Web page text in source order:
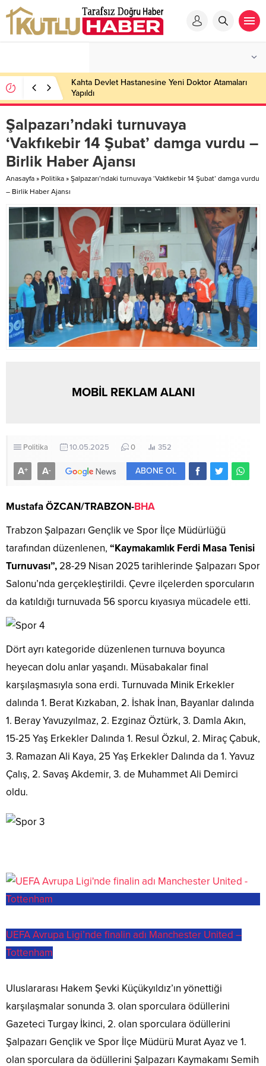
Kahta Devlet Hastanesine Yeni Doktor Atamaları
Yapıldı
Şalpazarı’ndaki turnuvaya
‘Vakfıkebir 14 Şubat’ damga vurdu –
Birlik Haber Ajansı
Anasayfa » Politika » Şalpazarı’ndaki turnuvaya ‘Vakfıkebir 14 Şubat’ damga vurdu
– Birlik Haber Ajansı
MOBİL REKLAM ALANI
Politika 10.05.2025 0 352
A+ A- ABONE OL
Mustafa ÖZCAN/TRABZON-BHA
Trabzon Şalpazarı Gençlik ve Spor İlçe Müdürlüğü
tarafından düzenlenen, “Kaymakamlık Ferdi Masa Tenisi
Turnuvası”, 28-29 Nisan 2025 tarihlerinde Şalpazarı Spor
Salonu’nda gerçekleştirildi. Çevre ilçelerden sporcuların
da katıldığı turnuvada 56 sporcu kıyasıya mücadele etti.
Dört ayrı kategoride düzenlenen turnuva boyunca
heyecan dolu anlar yaşandı. Müsabakalar final
karşılaşmasıyla sona erdi. Turnuvada Minik Erkekler
dalında 1. Berat Kızkaban, 2. İshak İnan, Bayanlar dalında
1. Beray Yavuzyılmaz, 2. Ezginaz Öztürk, 3. Damla Akın,
15-25 Yaş Erkekler Dalında 1. Resul Özkul, 2. Miraç Çabuk,
3. Ramazan Ali Kaya, 25 Yaş Erkekler Dalında da 1. Yavuz
Çalış, 2. Savaş Akdemir, 3. de Muhammet Ali Demirci
oldu.
UEFA Avrupa Ligi’nde finalin adı Manchester United –
Tottenham
Uluslararası Hakem Şevki Küçükyıldız’ın yönettiği
karşılaşmalar sonunda 3. olan sporculara ödüllerini
Gazeteci Turgay İkinci, 2. olan sporculara ödüllerini
Şalpazarı Gençlik ve Spor İlçe Müdürü Murat Ayaz ve 1.
olan sporculara da ödüllerini Şalpazarı Kaymakamı Semih